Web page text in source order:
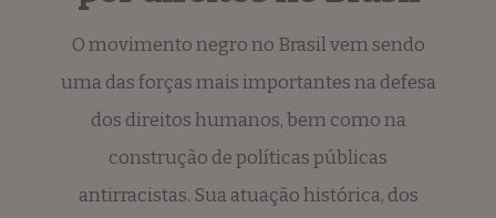
O movimento negro no Brasil vem sendo
uma das forças mais importantes na defesa
dos direitos humanos, bem como na
construção de políticas públicas
antirracistas. Sua atuação histórica, dos